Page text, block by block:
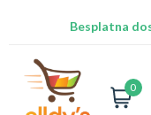
Besplatna
0